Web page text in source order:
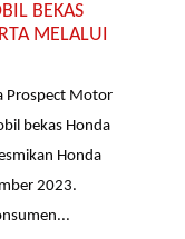
BEKAS
MELALUI
Prospect Motor
bekas Honda
Honda
2023.